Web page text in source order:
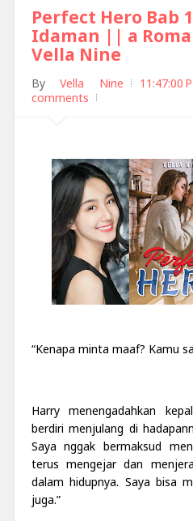
Perfect Hero Bab
Idaman || a
Vella Nine
ByVella Nine 11:47:00
comments
“Kenapa minta maaf? Kamu
Harry menengadahkan
berdiri menjulang di
Saya nggak bermaksud
terus mengejar dan
dalam hidupnya. Saya bisa
juga.”